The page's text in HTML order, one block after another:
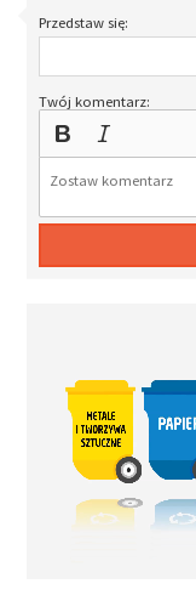
Przedstaw się:
Twój komentarz: